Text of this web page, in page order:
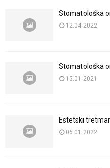
Stomatološka
12.04.2022
Stomatološka
15.01.2021
Estetski
06.01.2022